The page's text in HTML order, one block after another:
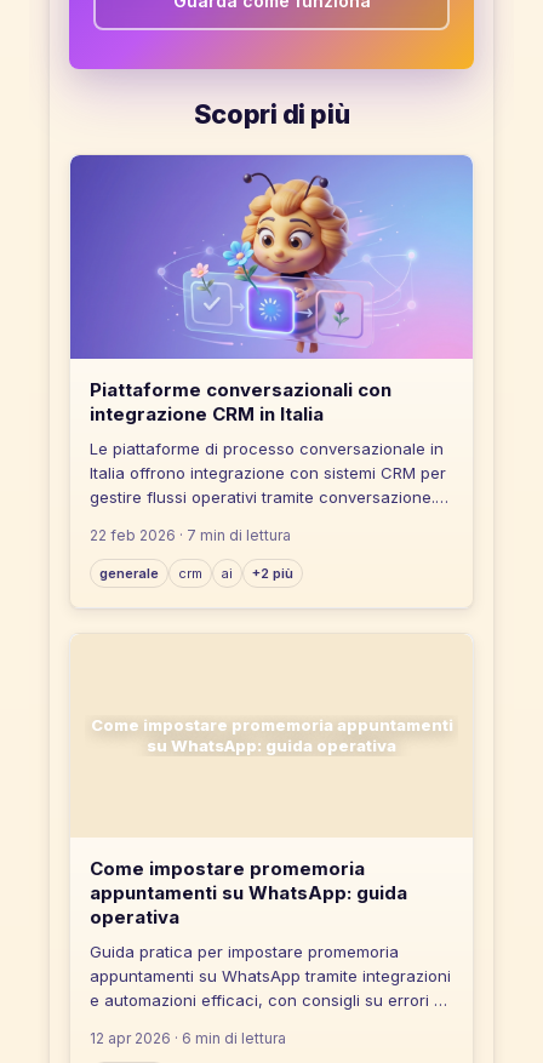
Scopri di più
Piattaforme conversazionali con
integrazione CRM in Italia
Le piattaforme di processo conversazionale in
Italia offrono integrazione con sistemi CRM per
gestire flussi operativi tramite conversazione.
integrazione, scalabilità e multicanalità.
22 feb 2026 · 7 min di lettura
generale crm ai +2 più
Come impostare promemoria appuntamenti
su WhatsApp: guida operativa
Come impostare promemoria
appuntamenti su WhatsApp: guida
operativa
Guida pratica per impostare promemoria
appuntamenti su WhatsApp tramite integrazioni
e automazioni efficaci, con consigli su errori da
12 apr 2026 · 6 min di lettura